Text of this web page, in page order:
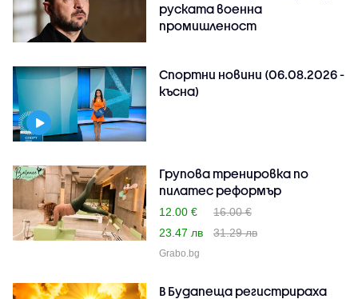
руската военна
промишленост
Спортни новини (06.08.2026 -
късна)
Групова тренировка по
пилатес реформър
12.00 €
16.00 €
23.47 лв
31.29 лв
Grabo.bg
В Будапеща регистрираха